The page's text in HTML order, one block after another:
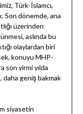
Türk-İslamcı,
Son dönemde, ana
üzerinden
aslında bu
olaylardan biri
konuyu MHP-
son yirmi yılda
geniş bakmak
siyasetin